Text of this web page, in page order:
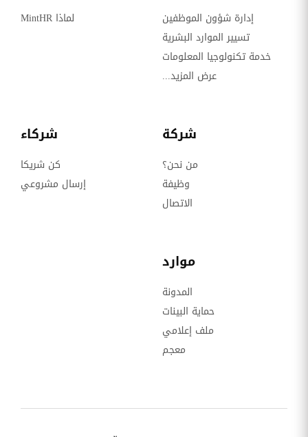
إدارة شؤون الموظفين
تسيير الموارد البشرية
خدمة تكنولوجيا المعلومات
عرض المزيد...
لماذا MintHR
شركة
من نحن؟
وظيفة
الاتصال
شركاء
كن شريكا
إرسال مشروعي
موارد
المدونة
حماية البينات
ملف إعلامي
معجم